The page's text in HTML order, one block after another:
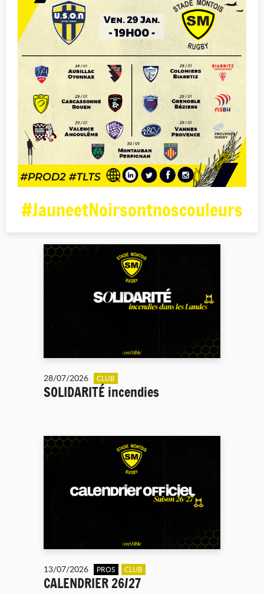
#JauneetNoirsontnoscouleurs
28/07/2026 CLUB
SOLIDARITÉ incendies
13/07/2026 PROS CLUB
CALENDRIER 26/27